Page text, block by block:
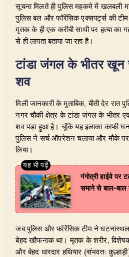
सूचना मिलते ही पुलिस महकमे में
पुलिस बल और फॉरेंसिक एक्सपर्ट्स की
मृतक के ही एक करीबी साथी पर हत्या का
से ही लापता बताया जा रहा है।
​टांडा जंगल के भीतर खून
शव
​मिली जानकारी के मुताबिक, बीती देर रात
नगर चौकी क्षेत्र के टांडा जंगल के भीतर
शव पड़ा हुआ है। चूंकि यह इलाका काफी
पुलिस ने सर्च ऑपरेशन चलाया और मौके
लिया।
गंगोत्री हाईवे पर
समाने से बाल-बाल
​जब पुलिस और फॉरेंसिक टीम ने घटनास्थल
बेहद खौफनाक था। मृतक के शरीर,
और बेहद धारदार हथियार (संभवतः